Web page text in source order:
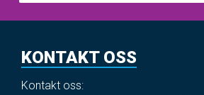
KONTAKT OSS
Kontakt oss: